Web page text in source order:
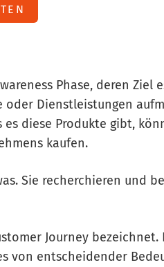
Phase, deren Ziel
Dienstleistungen
diese Produkte gibt,
kaufen.
Sie recherchieren und
Journey bezeichnet.
von entscheidender